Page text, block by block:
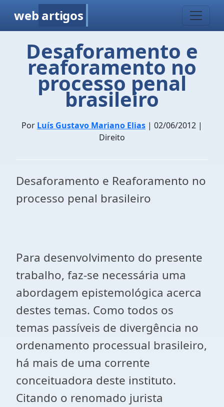
web artigos
Desaforamento e
reaforamento no
processo penal
brasileiro
Por Luís Gustavo Mariano Elias | 02/06/2012 |
Direito
Desaforamento e Reaforamento no
processo penal brasileiro
Para desenvolvimento do presente
trabalho, faz-se necessária uma
abordagem epistemológica acerca
destes temas. Como todos os
temas passíveis de divergência no
ordenamento processual brasileiro,
há mais de uma corrente
conceituadora deste instituto.
Citando o renomado jurista